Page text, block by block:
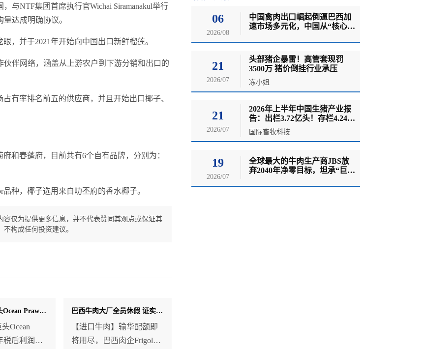
与NTF集团首席执行官Wichai Siramanakul举行
达成明确协议。
，并于2021年开始向中国出口新鲜榴莲。
伴网络，涵盖从上游农户到下游分销和出口的
有率排名前五的供应商，并且开始出口椰子、
和春蓬府，目前共有6个自有品牌，分别为：
种，椰子选用来自叻丕府的香水椰子。
仅为提供更多信息，并不代表赞同其观点或保证其
构成任何投资建议。
丹麦冷水虾巨头Ocean Prawns被迫降价保市场 中国买家成最大赢家？
Ocean
税后利润为
巴西牛肉大厂全员休假 证实配额这天用尽！
【进口牛肉】输华配额即
将用尽，巴西肉企Frigol为
06
2026/08
中国禽肉出口崛起倒逼巴西加
速市场多元化，中国从“核心买
21
2026/07
头部猪企暴雷！高管套现罚
3500万 猪价倒挂行业承压
冻小姐
21
2026/07
2026年上半年中国生猪产业报
告：出栏3.72亿头！存栏4.24亿
头！能繁母猪存栏3780万头！
猪肉产量...
国际畜牧科技
19
2026/07
全球最大的牛肉生产商JBS放
弃2040年净零目标，坦承“巨